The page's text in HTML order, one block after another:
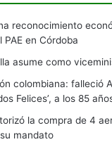
reconocimiento
PAE en Córdoba
asume como
colombiana: falleció
Felices’, a los 85
la compra de 4
mandato